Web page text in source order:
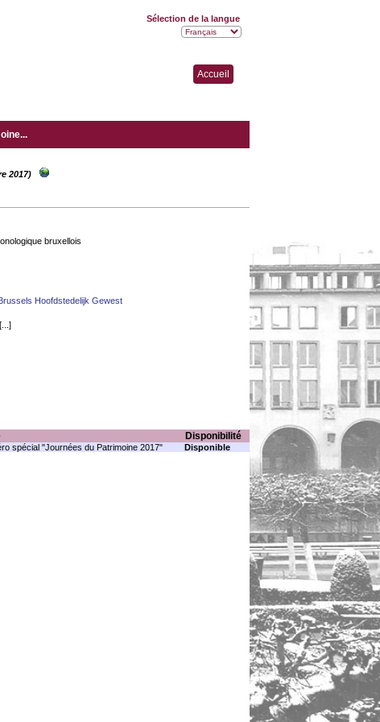
Accueil
2017)
bruxellois
Hoofdstedelijk Gewest
[...]
Disponibilité
spécial "Journées du Patrimoine 2017" Disponible
Sélection de la langue